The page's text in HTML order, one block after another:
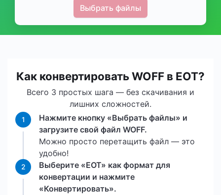
Выбрать файлы
Как конвертировать WOFF в EOT?
Всего 3 простых шага — без скачивания и
лишних сложностей.
1
Нажмите кнопку «Выбрать файлы» и
загрузите свой файл WOFF.
Можно просто перетащить файл — это
удобно!
2
Выберите «EOT» как формат для
конвертации и нажмите
«Конвертировать».